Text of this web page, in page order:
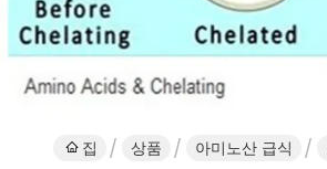
집 상품 아미노산 급식